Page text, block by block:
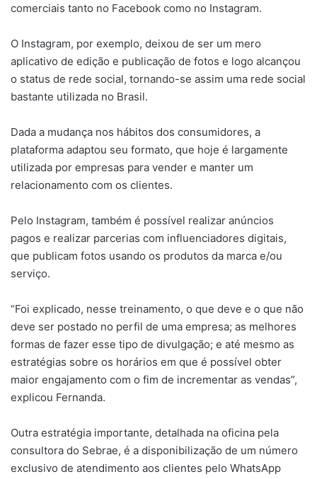
comerciais tanto no Facebook como no Instagram.
O Instagram, por exemplo, deixou de ser um mero
aplicativo de edição e publicação de fotos e logo alcançou
o status de rede social, tornando-se assim uma rede social
bastante utilizada no Brasil.
Dada a mudança nos hábitos dos consumidores, a
plataforma adaptou seu formato, que hoje é largamente
utilizada por empresas para vender e manter um
relacionamento com os clientes.
Pelo Instagram, também é possível realizar anúncios
pagos e realizar parcerias com influenciadores digitais,
que publicam fotos usando os produtos da marca e/ou
serviço.
“Foi explicado, nesse treinamento, o que deve e o que não
deve ser postado no perfil de uma empresa; as melhores
formas de fazer esse tipo de divulgação; e até mesmo as
estratégias sobre os horários em que é possível obter
maior engajamento com o fim de incrementar as vendas”,
explicou Fernanda.
Outra estratégia importante, detalhada na oficina pela
consultora do Sebrae, é a disponibilização de um número
exclusivo de atendimento aos clientes pelo WhatsApp